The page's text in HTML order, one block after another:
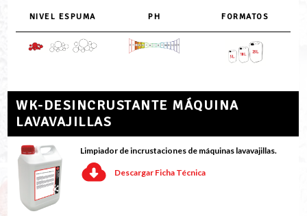
NIVEL ESPUMA PH FORMATOS
WK-DESINCRUSTANTE MÁQUINA
LAVAVAJILLAS
Limpiador de incrustaciones de máquinas lavavajillas.
Descargar Ficha Técnica